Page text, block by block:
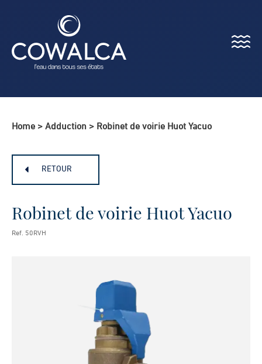
Menu
Home > Adduction > Robinet de voirie Huot Yacuo
RETOUR
Robinet de voirie Huot Yacuo
Ref. 50RVH